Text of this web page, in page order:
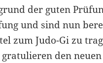
der guten
und sind nun
zum Judo-Gi zu
den